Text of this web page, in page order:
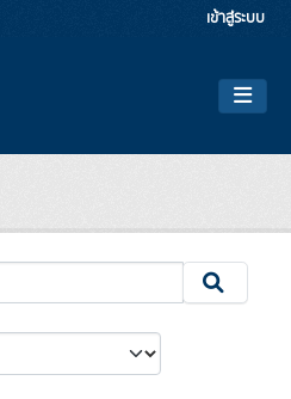
เข้าสู่ระบบ